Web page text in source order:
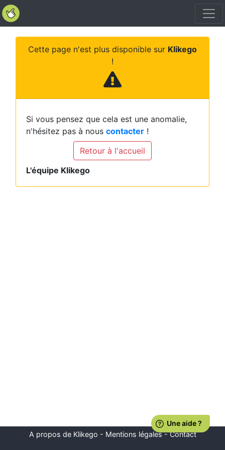
Cette page n'est plus disponible sur Klikego
!
Si vous pensez que cela est une anomalie,
n'hésitez pas à nous contacter !
Retour à l'accueil
L'équipe Klikego
A propos de Klikego - Mentions légales-Contact